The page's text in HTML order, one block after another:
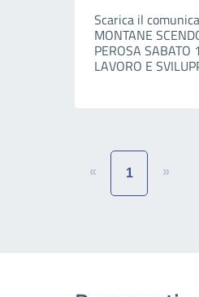
Scarica il
MONTANE
PEROSA SABATO
LAVORO E
« 1 »